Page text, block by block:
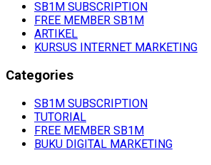
SB1M SUBSCRIPTION
FREE MEMBER SB1M
ARTIKEL
KURSUS INTERNET MARKETING
Categories
SB1M SUBSCRIPTION
TUTORIAL
FREE MEMBER SB1M
BUKU DIGITAL MARKETING